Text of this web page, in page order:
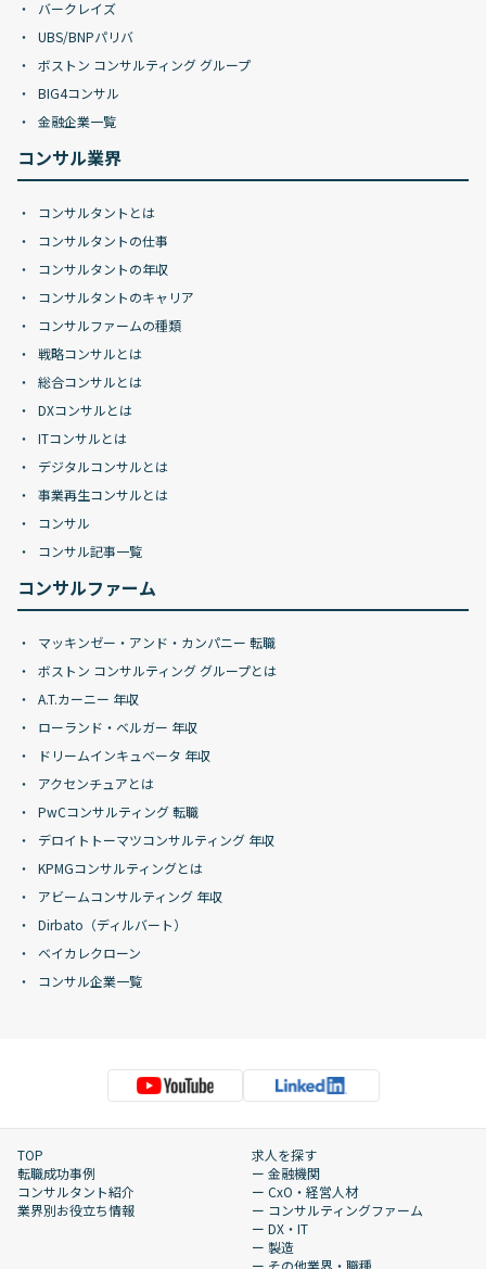
バークレイズ
UBS/BNPパリバ
ボストン コンサルティング グループ
BIG4コンサル
金融企業一覧
コンサル業界
コンサルタントとは
コンサルタントの仕事
コンサルタントの年収
コンサルタントのキャリア
コンサルファームの種類
戦略コンサルとは
総合コンサルとは
DXコンサルとは
ITコンサルとは
デジタルコンサルとは
事業再生コンサルとは
コンサル
コンサル記事一覧
コンサルファーム
マッキンゼー・アンド・カンパニー 転職
ボストン コンサルティング グループとは
A.T.カーニー 年収
ローランド・ベルガー 年収
ドリームインキュベータ 年収
アクセンチュアとは
PwCコンサルティング 転職
デロイトトーマツコンサルティング 年収
KPMGコンサルティングとは
アビームコンサルティング 年収
Dirbato（ディルバート）
ベイカレクローン
コンサル企業一覧
TOP
転職成功事例
コンサルタント紹介
業界別お役立ち情報
求人を探す
ー 金融機関
ー CxO・経営人材
ー コンサルティングファーム
ー DX・IT
ー 製造
ー その他業界・職種